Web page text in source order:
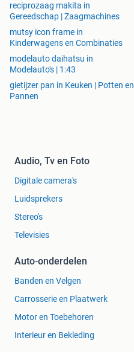
reciprozaag makita in
Gereedschap | Zaagmachines
mutsy icon frame in
Kinderwagens en Combinaties
modelauto daihatsu in
Modelauto's | 1:43
gietijzer pan in Keuken | Potten en
Pannen
Audio, Tv en Foto
Digitale camera's
Luidsprekers
Stereo's
Televisies
Auto-onderdelen
Banden en Velgen
Carrosserie en Plaatwerk
Motor en Toebehoren
Interieur en Bekleding